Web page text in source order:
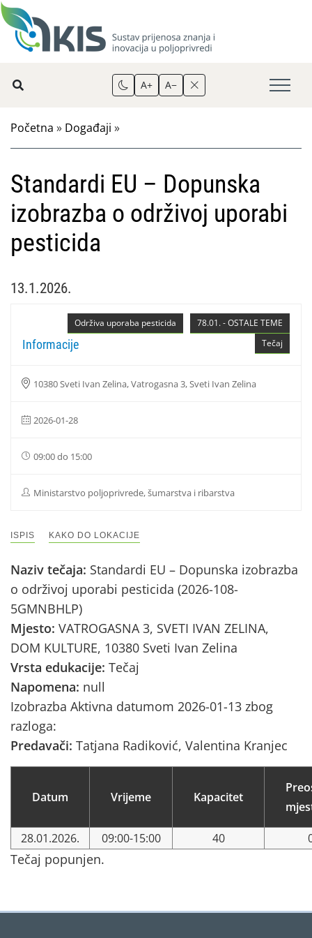
A+ A−
Početna » Događaji »
Standardi EU – Dopunska
izobrazba o održivoj uporabi
pesticida
13.1.2026.
78.01. - OSTALE TEME
Održiva uporaba pesticida
Tečaj
Informacije
10380 Sveti Ivan Zelina, Vatrogasna 3, Sveti Ivan Zelina
2026-01-28
09:00 do 15:00
Ministarstvo poljoprivrede, šumarstva i ribarstva
ISPIS KAKO DO LOKACIJE
Naziv tečaja: Standardi EU – Dopunska izobrazba
o održivoj uporabi pesticida (2026-108-
5GMNBHLP)
Mjesto: VATROGASNA 3, SVETI IVAN ZELINA,
DOM KULTURE, 10380 Sveti Ivan Zelina
Vrsta edukacije: Tečaj
Napomena: null
Izobrazba Aktivna datumom 2026-01-13 zbog
razloga:
Predavači: Tatjana Radiković, Valentina Kranjec
Datum Vrijeme Kapacitet
28.01.2026. 09:00-15:00 40
Tečaj popunjen.